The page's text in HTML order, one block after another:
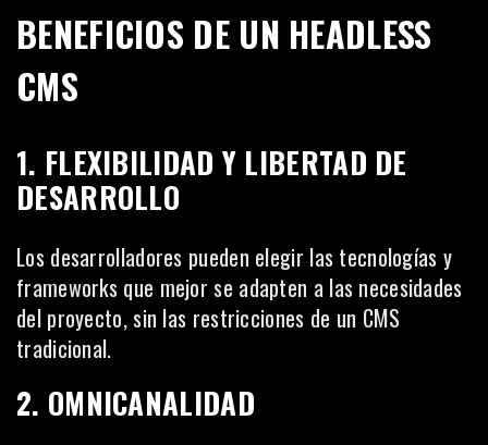
BENEFICIOS DE UN HEADLESS
CMS
1. FLEXIBILIDAD Y LIBERTAD DE
DESARROLLO
Los desarrolladores pueden elegir las tecnologías y
frameworks que mejor se adapten a las necesidades
del proyecto, sin las restricciones de un CMS
tradicional.
2. OMNICANALIDAD